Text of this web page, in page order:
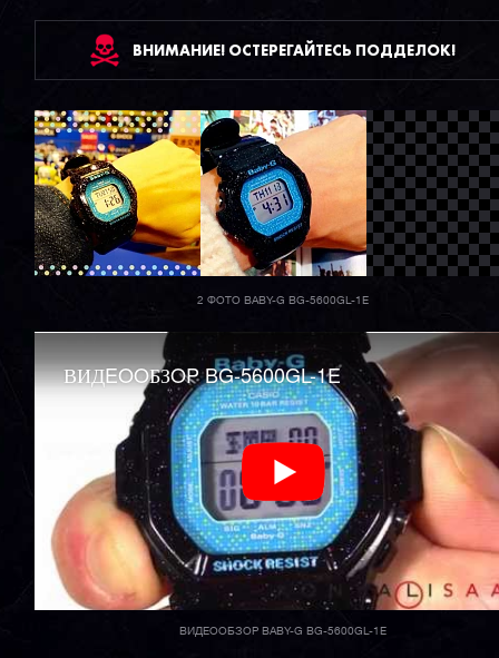
ВНИМАНИЕ! ОСТЕРЕГАЙТЕСЬ ПОДДЕЛОК!
2 ФОТО BABY-G BG-5600GL-1E
ВИДEOOБЗOP BG-5600GL-1E
ВИДЕООБЗОР BABY-G BG-5600GL-1E